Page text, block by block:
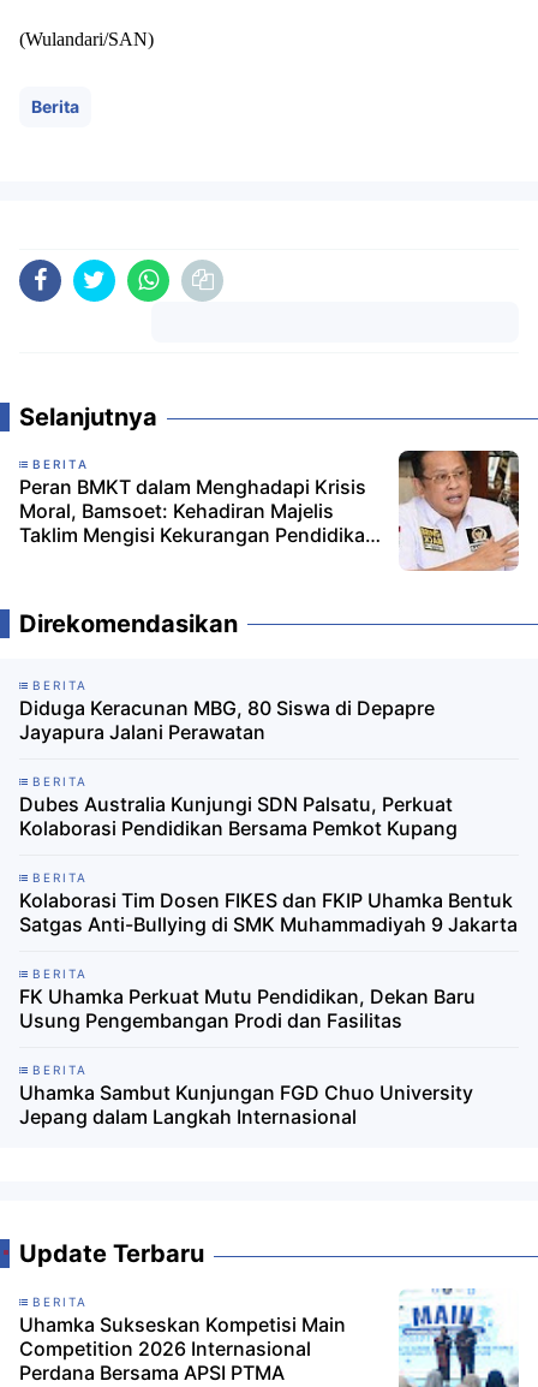
(Wulandari/SAN)
Berita
Selanjutnya
BERITA
Peran BMKT dalam Menghadapi Krisis
Moral, Bamsoet: Kehadiran Majelis
Taklim Mengisi Kekurangan Pendidikan
Direkomendasikan
BERITA
Diduga Keracunan MBG, 80 Siswa di Depapre
Jayapura Jalani Perawatan
BERITA
Dubes Australia Kunjungi SDN Palsatu, Perkuat
Kolaborasi Pendidikan Bersama Pemkot Kupang
BERITA
Kolaborasi Tim Dosen FIKES dan FKIP Uhamka Bentuk
Satgas Anti-Bullying di SMK Muhammadiyah 9 Jakarta
BERITA
FK Uhamka Perkuat Mutu Pendidikan, Dekan Baru
Usung Pengembangan Prodi dan Fasilitas
BERITA
Uhamka Sambut Kunjungan FGD Chuo University
Jepang dalam Langkah Internasional
Update Terbaru
BERITA
Uhamka Sukseskan Kompetisi Main
Competition 2026 Internasional
Perdana Bersama APSI PTMA